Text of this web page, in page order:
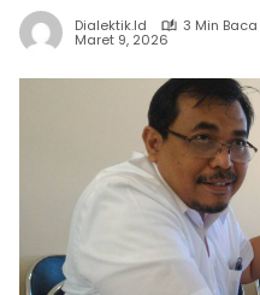
Dialektik.id 3 Min Baca
Maret 9, 2026